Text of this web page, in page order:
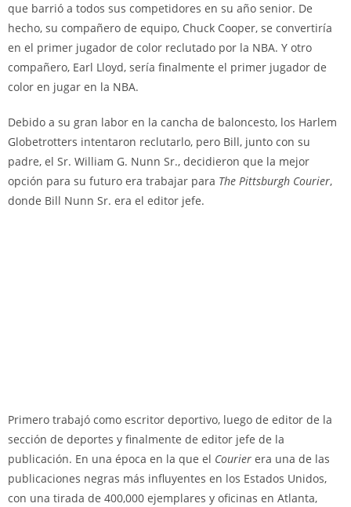
que barrió a todos sus competidores en su año senior. De
hecho, su compañero de equipo, Chuck Cooper, se convertiría
en el primer jugador de color reclutado por la NBA. Y otro
compañero, Earl Lloyd, sería finalmente el primer jugador de
color en jugar en la NBA.
Debido a su gran labor en la cancha de baloncesto, los Harlem
Globetrotters intentaron reclutarlo, pero Bill, junto con su
padre, el Sr. William G. Nunn Sr., decidieron que la mejor
opción para su futuro era trabajar para The Pittsburgh Courier,
donde Bill Nunn Sr. era el editor jefe.
Primero trabajó como escritor deportivo, luego de editor de la
sección de deportes y finalmente de editor jefe de la
publicación. En una época en la que el Courier era una de las
publicaciones negras más influyentes en los Estados Unidos,
con una tirada de 400,000 ejemplares y oficinas en Atlanta,